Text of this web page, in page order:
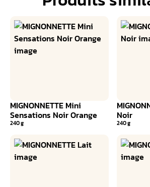
MIGNONNETTE Mini
Sensations Noir Orange
240 g
Noir
240 g